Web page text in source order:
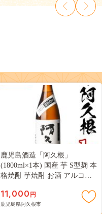
鹿児島酒造「阿久根」
(1800ml×1本) 国産 芋 S型麹 本
格焼酎 芋焼酎 お酒 アルコー
ク 1升瓶 一升瓶 【鹿児島酒
造】akn009-14
11,000 円
鹿児島県阿久根市